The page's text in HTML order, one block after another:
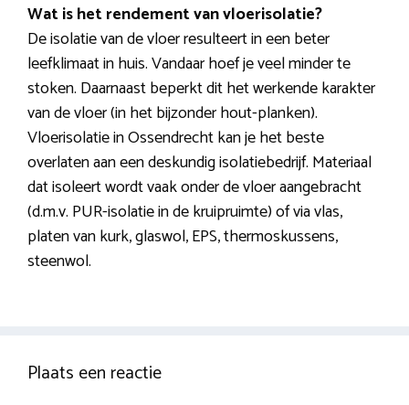
Wat is het rendement van vloerisolatie?
De isolatie van de vloer resulteert in een beter
leefklimaat in huis. Vandaar hoef je veel minder te
stoken. Daarnaast beperkt dit het werkende karakter
van de vloer (in het bijzonder hout-planken).
Vloerisolatie in Ossendrecht kan je het beste
overlaten aan een deskundig isolatiebedrijf. Materiaal
dat isoleert wordt vaak onder de vloer aangebracht
(d.m.v. PUR-isolatie in de kruipruimte) of via vlas,
platen van kurk, glaswol, EPS, thermoskussens,
steenwol.
Plaats een reactie